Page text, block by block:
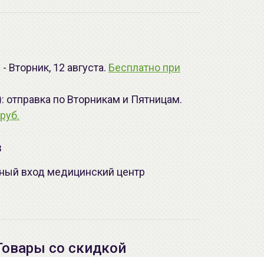
12 августа. Бесплатно при
отправка по Вторникам и Пятницам.
вход медицинский центр
со скидкой